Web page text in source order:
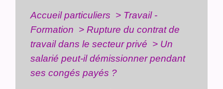
Accueil particuliers > Travail -
Formation > Rupture du contrat de
travail dans le secteur privé > Un
salarié peut-il démissionner pendant
ses congés payés ?